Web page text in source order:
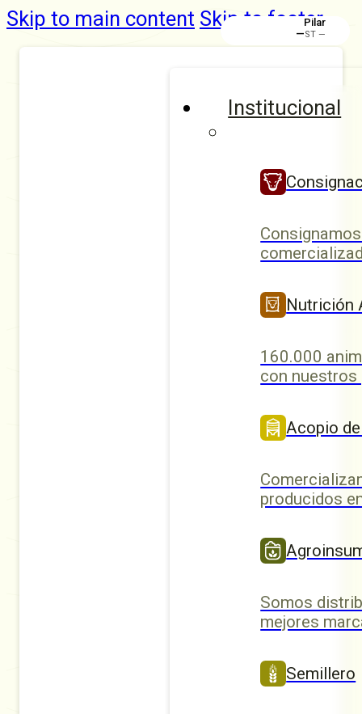
Skip to main content Skip to footer
Institucional
Nutrición
160.000
con
Acopio
producidos
Somos
mejores
Semillero
Pilar
—ST —